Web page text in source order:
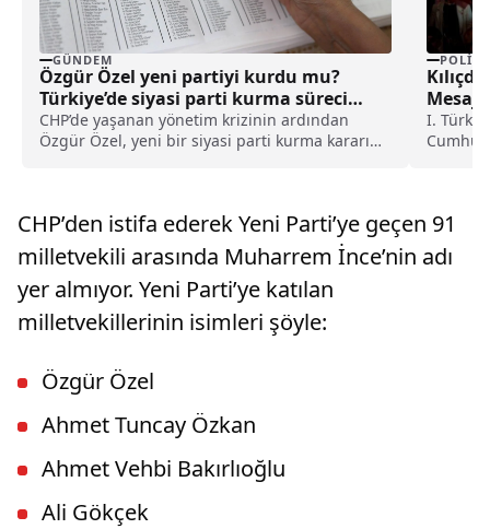
GÜNDEM
Özgür Özel yeni partiyi kurdu mu?
Türkiye’de siyasi parti kurma süreci
nasıl işler?
CHP’de yaşanan yönetim krizinin ardından
Özgür Özel, yeni bir siyasi parti kurma kararını
siyasi bir parti kurma süreci hakkındaki
araştırmaları artırdı.
Mesajı
I.
CHP’den istifa ederek Yeni Parti’ye geçen 91
milletvekili arasında Muharrem İnce’nin adı
yer almıyor. Yeni Parti’ye katılan
milletvekillerinin isimleri şöyle:
Özgür Özel
Ahmet Tuncay Özkan
Ahmet Vehbi Bakırlıoğlu
Ali Gökçek